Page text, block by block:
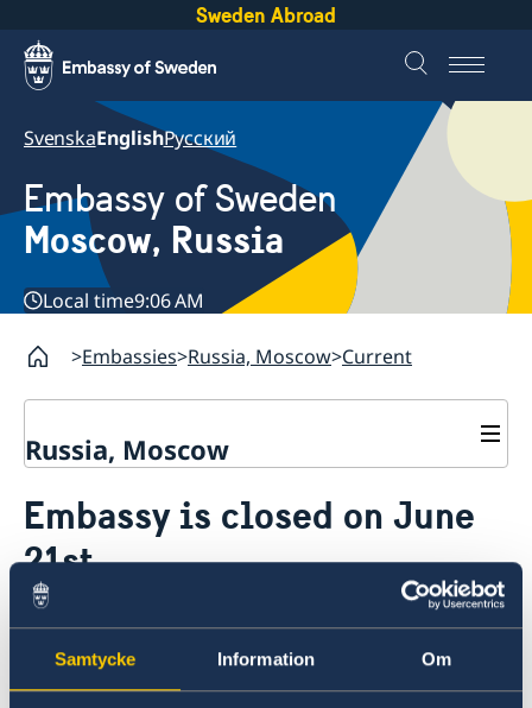
Samtycke Information Om
Sweden Abroad
SvenskaEnglishРусский
Embassy of Sweden
Moscow, Russia
Local time9:06 AM
Embassies Russia, Moscow Current
Russia, Moscow
Contact
Current
Information for swedes in Russia
Embassy is closed on June
21st
13 Jun 2019
Embassy of Sweden in Moscow is